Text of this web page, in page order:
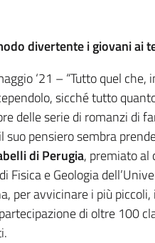
divertente i giovani ai
‘21 – “Tutto quel
sicché tutto
delle serie di romanzi di
suo pensiero sembra
di Perugia, premiato al
e Geologia
per avvicinare i più
di oltre 100